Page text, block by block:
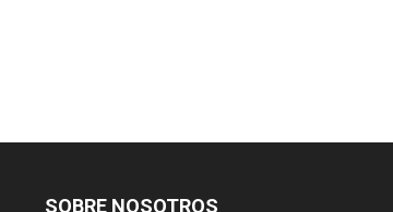
SOBRE NOSOTROS